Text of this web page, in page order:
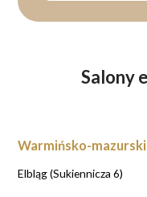
Salony
Warmińsko-
Elbląg (Sukiennicza 6)